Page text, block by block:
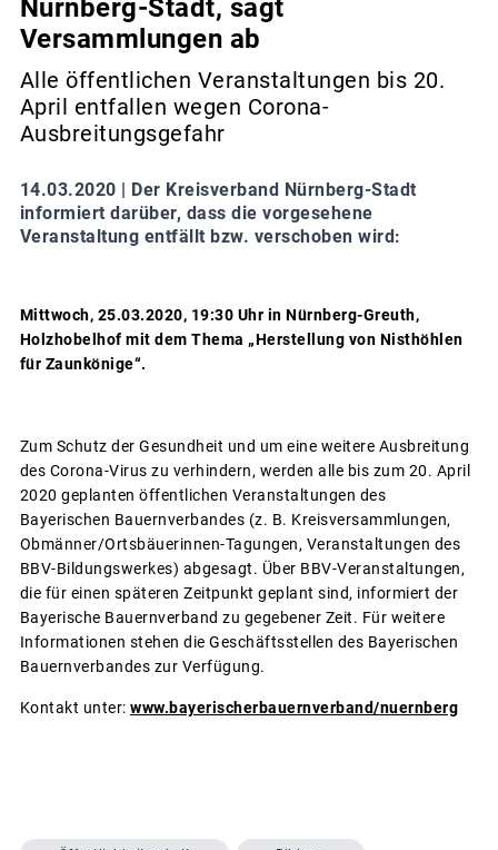
Nürnberg-Stadt, sagt
Versammlungen ab
Alle öffentlichen Veranstaltungen bis 20.
April entfallen wegen Corona-
Ausbreitungsgefahr
14.03.2020 | Der Kreisverband Nürnberg-Stadt
informiert darüber, dass die vorgesehene
Veranstaltung entfällt bzw. verschoben wird:
Mittwoch, 25.03.2020, 19:30 Uhr in Nürnberg-Greuth,
Holzhobelhof mit dem Thema „Herstellung von Nisthöhlen
für Zaunkönige“.
Zum Schutz der Gesundheit und um eine weitere Ausbreitung
des Corona-Virus zu verhindern, werden alle bis zum 20. April
2020 geplanten öffentlichen Veranstaltungen des
Bayerischen Bauernverbandes (z. B. Kreisversammlungen,
Obmänner/Ortsbäuerinnen-Tagungen, Veranstaltungen des
BBV-Bildungswerkes) abgesagt. Über BBV-Veranstaltungen,
die für einen späteren Zeitpunkt geplant sind, informiert der
Bayerische Bauernverband zu gegebener Zeit. Für weitere
Informationen stehen die Geschäftsstellen des Bayerischen
Bauernverbandes zur Verfügung.
Kontakt unter: www.bayerischerbauernverband/nuernberg